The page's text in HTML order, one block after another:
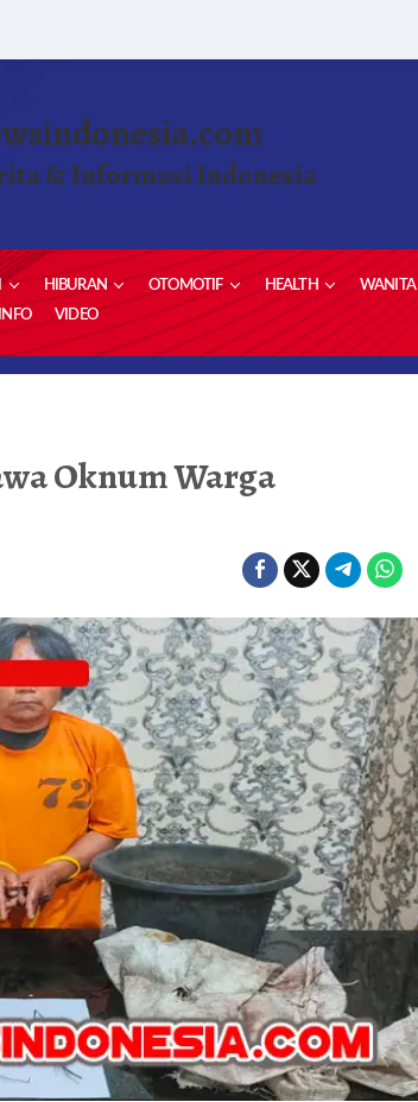
& Informasi Indonesia
HIBURAN OTOMOTIF HEALTH WANITA
INFO VIDEO
Oknum Warga